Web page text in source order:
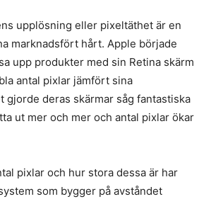
upplösning eller pixeltäthet är en
marknadsfört hårt. Apple började
upp produkter med sin Retina skärm
antal pixlar jämfört sina
gjorde deras skärmar såg fantastiska
ut mer och mer och antal pixlar ökar
pixlar och hur stora dessa är har
som bygger på avståndet